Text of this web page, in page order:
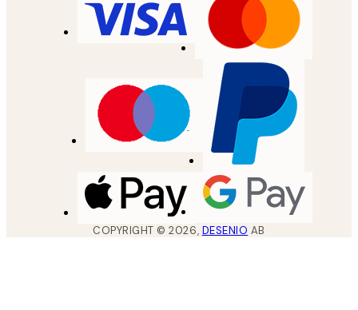
COPYRIGHT ©2026, DESENIO AB